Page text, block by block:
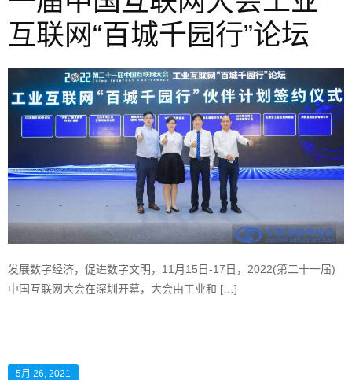
互联网“百城千园行”论坛
发展数字经济，促进数字文明，11月15日-17日，2022(第二十一届)
中国互联网大会在深圳开幕，大会由工业和 […]
5月 26, 2021